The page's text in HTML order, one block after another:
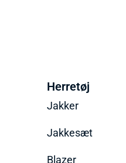
Herretøj
Jakker
Jakkesæt
Blazer